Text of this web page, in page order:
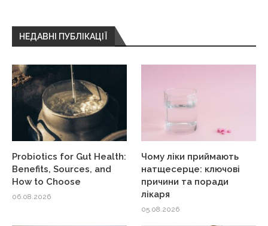
НЕДАВНІ ПУБЛІКАЦІЇ
Probiotics for Gut Health:
Benefits, Sources, and
How to Choose
06.08.2026
Чому ліки приймають
натщесерце: ключові
причини та поради
лікаря
05.08.2026